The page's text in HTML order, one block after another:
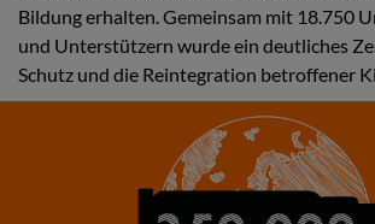
Bildung erhalten. Gemeinsam mit 18.750
und Unterstützern wurde ein deutliches
Schutz und die Reintegration betroffener